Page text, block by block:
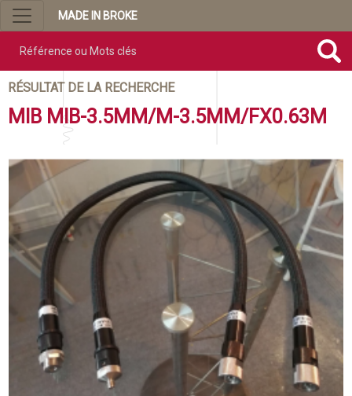
MADE IN BROKE
RÉSULTAT DE LA RECHERCHE
MIB MIB-3.5MM/M-3.5MM/FX0.63M